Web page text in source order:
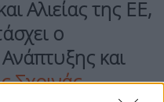
Αλιείας της ΕΕ,
ο
και
Σχοινάς.